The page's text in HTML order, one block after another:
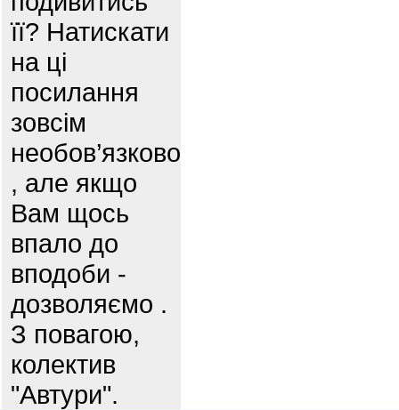
її? Натискати
на ці
посилання
зовсім
необов’язково
, але якщо
Вам щось
впало до
вподоби -
дозволяємо .
З повагою,
колектив
"Автури".